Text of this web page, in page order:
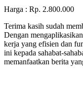
Harga : Rp. 2.800.000
Terima kasih sudah
Dengan
kerja yang efisien dan
ini kepada sahabat-
memanfaatkan berita